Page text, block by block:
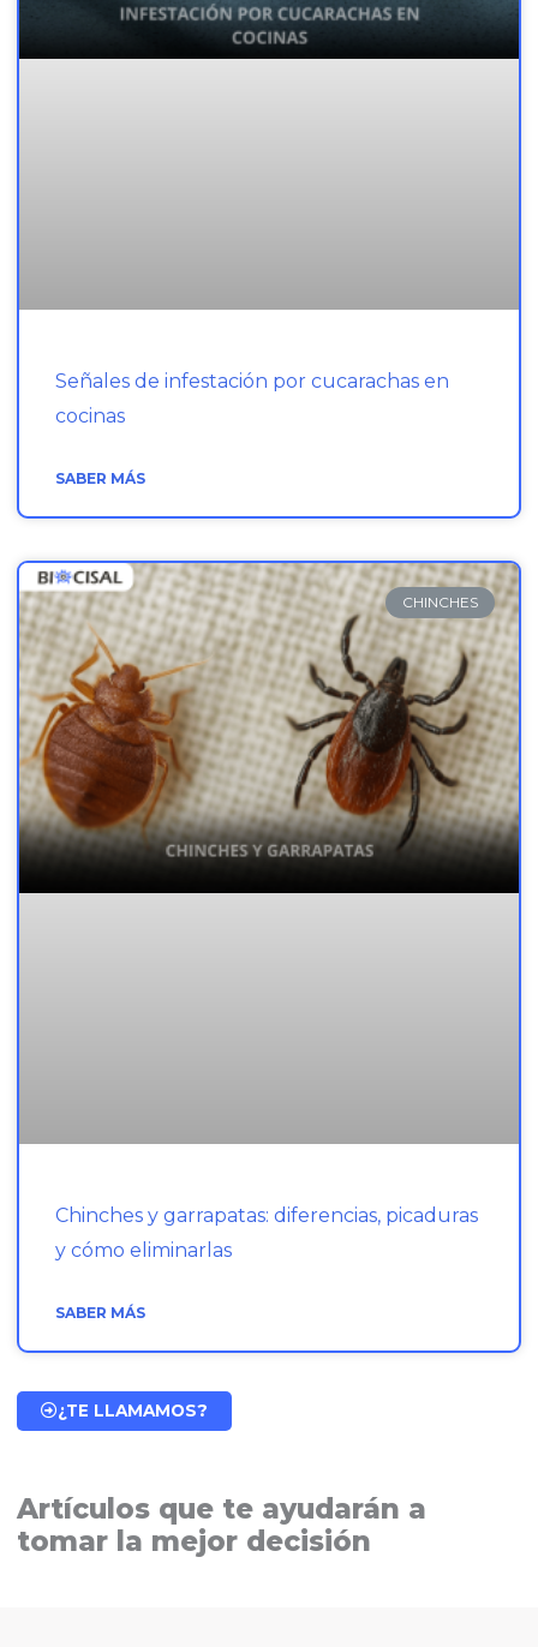
Señales de infestación por cucarachas en
cocinas
SABER MÁS
CHINCHES
Chinches y garrapatas: diferencias, picaduras
y cómo eliminarlas
SABER MÁS
¿TE LLAMAMOS?
Artículos que te ayudarán a
tomar la mejor decisión